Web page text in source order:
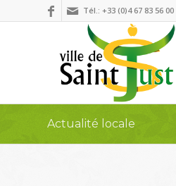
Tél.: +33 (0)4 67 83 56 00
Actualité locale